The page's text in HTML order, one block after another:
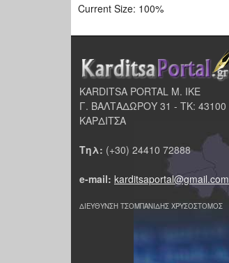
Current Size: 100%
KARDITSA PORTAL Μ. ΙΚΕ
Γ. ΒΑΛΤΑΔΩΡΟΥ 31 - ΤΚ: 43100
ΚΑΡΔΙΤΣΑ
Τηλ: (+30) 24410 72888
e-mail: karditsaportal@gmail.com
ΔΙΕΥΘΥΝΣΗ ΤΣΟΜΠΑΝΙΔΗΣ ΧΡΥΣΟΣΤΟΜΟΣ